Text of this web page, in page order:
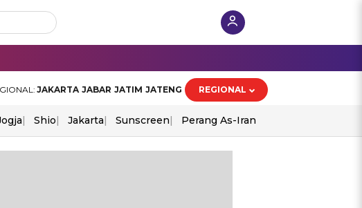
JAKARTA JABAR JATIM JATENG REGIONAL
Shio Jakarta Sunscreen Perang As-Iran